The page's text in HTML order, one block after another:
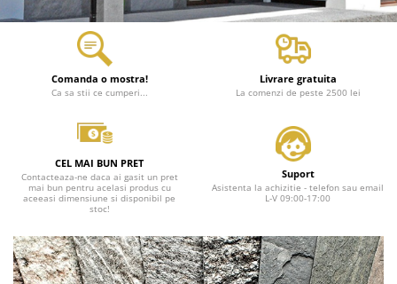
Comanda o mostra!
Ca sa stii ce cumperi...
Livrare gratuita
La comenzi de peste 2500 lei
CEL MAI BUN PRET
Contacteaza-ne daca ai gasit un pret
mai bun pentru acelasi produs cu
aceeasi dimensiune si disponibil pe
stoc!
Suport
Asistenta la achizitie - telefon sau email
L-V 09:00-17:00